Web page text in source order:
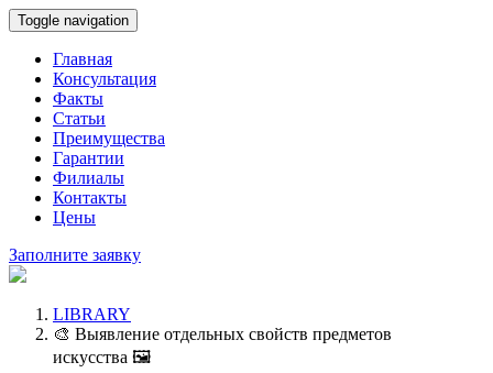
Toggle navigation
Главная
Консультация
Факты
Статьи
Преимущества
Гарантии
Филиалы
Контакты
Цены
Заполните заявку
LIBRARY
🎨 Выявление отдельных свойств предметов
искусства 🖼️